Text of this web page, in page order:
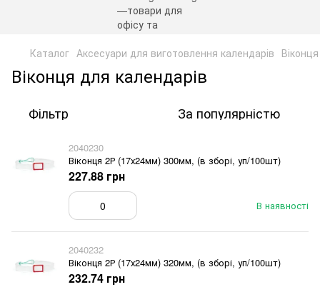
Каталог Аксесуари для виготовлення календарів
Віконця для календарів
Фільтр За популярністю
2040230
Віконця 2Р (17х24мм) 300мм, (в зборі, уп/100шт)
В наявності
227.88 грн
2040232
Віконця 2Р (17х24мм) 320мм, (в зборі, уп/100шт)
232.74 грн